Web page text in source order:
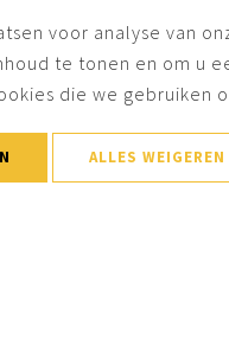
voor analyse van
te tonen en om u
die we gebruiken
ALLES WEIGEREN